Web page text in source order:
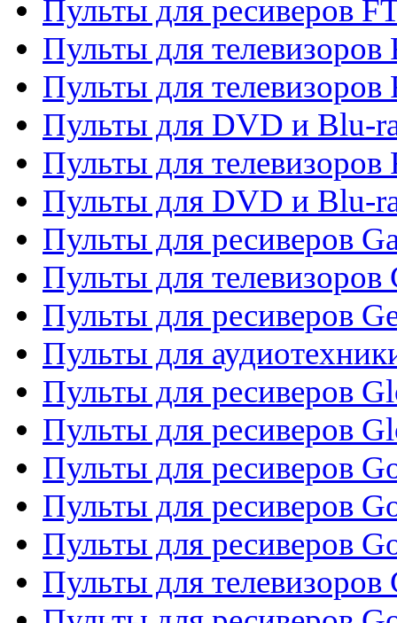
Пульты для ресиверов
Пульты для телевизоров
Пульты для телевизоров
Пульты для DVD и Blu-
Пульты для телевизоров
Пульты для DVD и Blu-
Пульты для ресиверов
Пульты для телевизоров
Пульты для ресиверов
Пульты для
Пульты для ресиверов
Пульты для ресиверов
Пульты для ресиверов
Пульты для ресиверов
Пульты для ресиверов
Пульты для телевизоров